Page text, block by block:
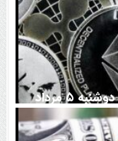
قیمت تتر، بیت‌کوین و اتریوم امروز دوشنبه ۵ مرداد
همه‌چیز تغییر